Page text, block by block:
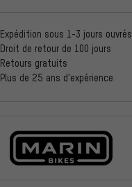
Expédition sous 1-3 jours ouvrés
Droit de retour de 100 jours
Retours gratuits
Plus de 25 ans d'expérience